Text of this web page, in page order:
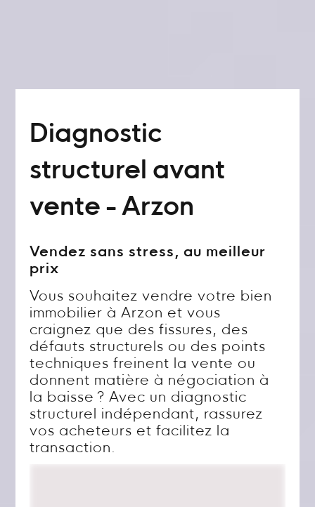
Diagnostic
structurel avant
vente - Arzon
Vendez sans stress, au meilleur
prix
Vous souhaitez vendre votre bien
immobilier à Arzon et vous
craignez que des fissures, des
défauts structurels ou des points
techniques freinent la vente ou
donnent matière à négociation à
la baisse ? Avec un diagnostic
structurel indépendant, rassurez
vos acheteurs et facilitez la
transaction.